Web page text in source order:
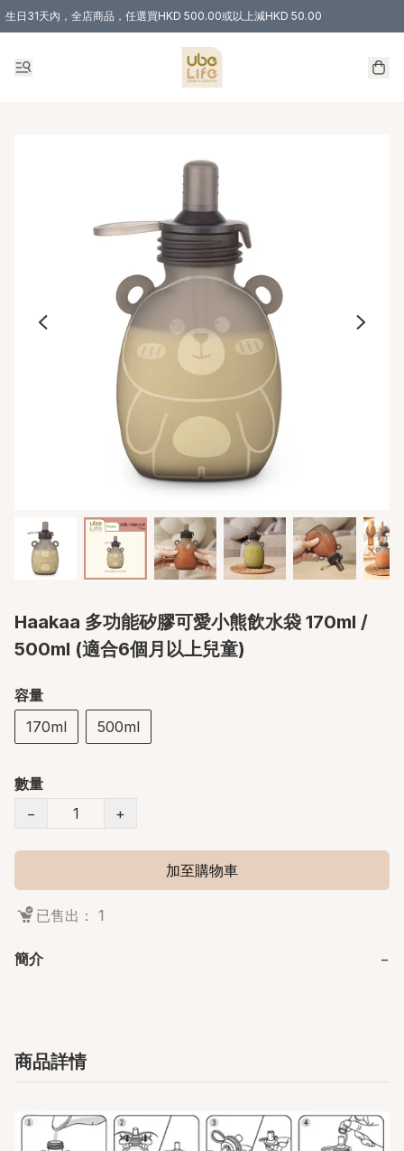
生日31天內，全店商品，任選買HKD 500.00或以上減HKD 50.00
購物滿 HKD 300.00即享免運費優惠！（適用於 特定的送貨方式 )
Haakaa 多功能矽膠可愛小熊飲水袋 170ml /
500ml (適合6個月以上兒童)
容量
170ml
500ml
數量
−
+
加至購物車
已售出： 1
簡介 −
商品詳情